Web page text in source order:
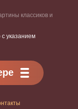
классиков и
указанием